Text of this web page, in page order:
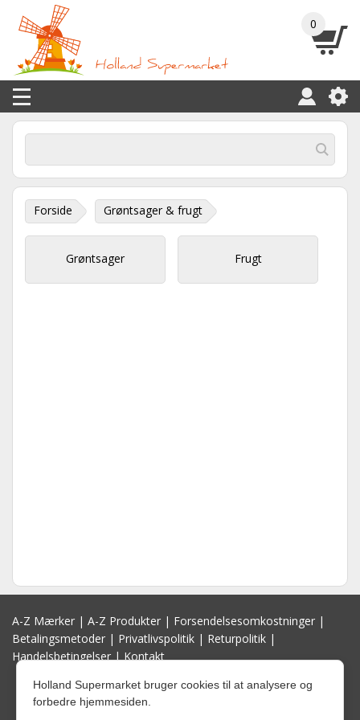
0
Forside Grøntsager & frugt
Grøntsager Frugt
A-Z Mærker | A-Z Produkter | Forsendelsesomkostninger |
Betalingsmetoder | Privatlivspolitik | Returpolitik |
Handelsbetingelser|Kontakt
Holland Supermarket bruger cookies til at analysere og
forbedre hjemmesiden.